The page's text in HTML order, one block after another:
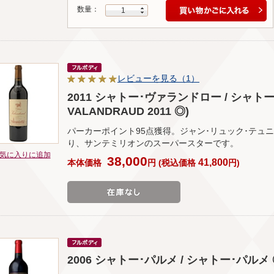
数量： 1
に入りに追加
レビューを見る（1）
2011 シャトー･ヴァランドロー / シャト
VALANDRAUD 2011 ◎)
パーカーポイント95点獲得。ジャン･リュック･テュ
り、サンテミリオンのスーパースターです。
本体価格 38,000 円 (税込価格41,800円)
2006 シャトー･パルメ / シャトー･パル